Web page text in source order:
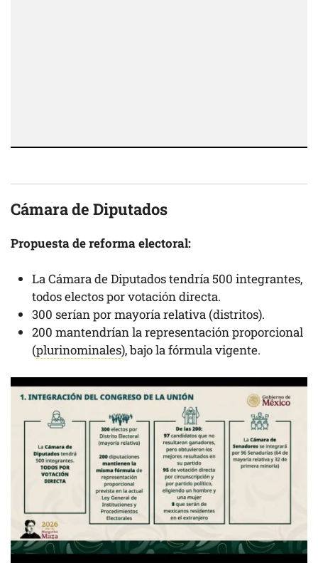
Cámara de Diputados
Propuesta de reforma electoral:
La Cámara de Diputados tendría 500 integrantes,
todos electos por votación directa.
300 serían por mayoría relativa (distritos).
200 mantendrían la representación proporcional
(plurinominales), bajo la fórmula vigente.